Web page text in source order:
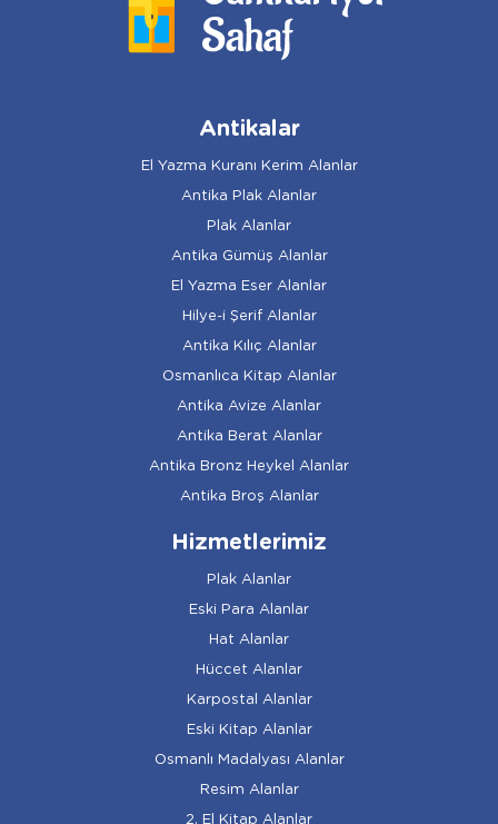
Antikalar
El Yazma Kuranı Kerim Alanlar
Antika Plak Alanlar
Plak Alanlar
Antika Gümüş Alanlar
El Yazma Eser Alanlar
Hilye-i Şerif Alanlar
Antika Kılıç Alanlar
Osmanlıca Kitap Alanlar
Antika Avize Alanlar
Antika Berat Alanlar
Antika Bronz Heykel Alanlar
Antika Broş Alanlar
Hizmetlerimiz
Plak Alanlar
Eski Para Alanlar
Hat Alanlar
Hüccet Alanlar
Karpostal Alanlar
Eski Kitap Alanlar
Osmanlı Madalyası Alanlar
Resim Alanlar
2. El Kitap Alanlar